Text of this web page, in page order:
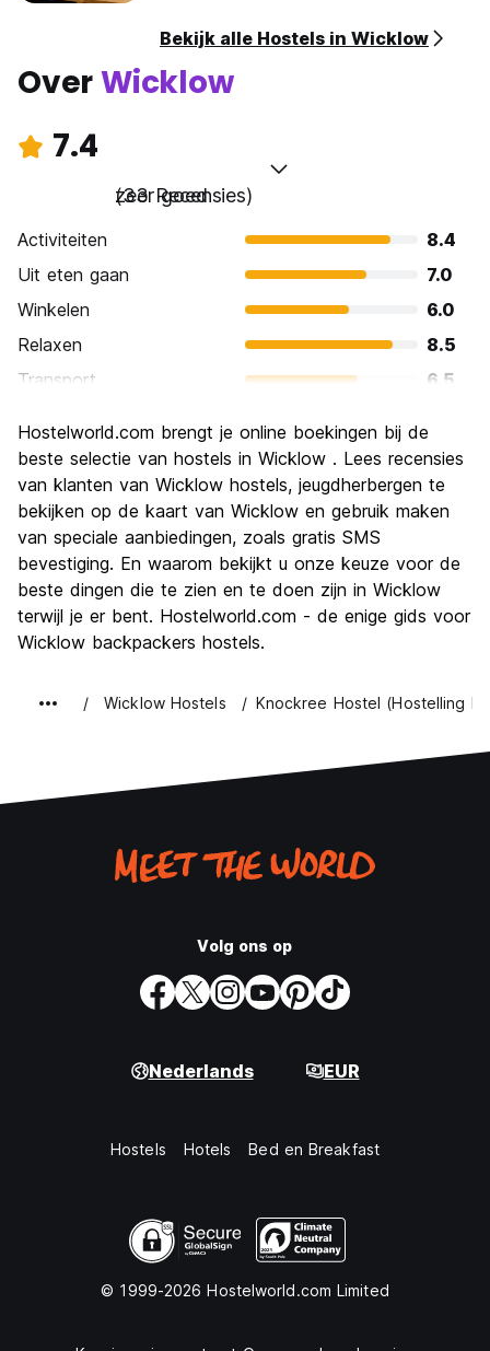
Bekijk alle Hostels in Wicklow
OverWicklow
7.4
zeer goed
(33 Recensies)
Activiteiten
8.4
Uit eten gaan
7.0
Winkelen
6.0
Relaxen
8.5
Transport
6.5
Cultuur
7.6
Uitgaan
6.4
Waarde voor uw geld
8.0
Hostelworld.com brengt je online boekingen bij de
beste selectie van hostels in Wicklow . Lees recensies
van klanten van Wicklow hostels, jeugdherbergen te
bekijken op de kaart van Wicklow en gebruik maken
van speciale aanbiedingen, zoals gratis SMS
bevestiging. En waarom bekijkt u onze keuze voor de
beste dingen die te zien en te doen zijn in Wicklow
terwijl je er bent. Hostelworld.com - de enige gids voor
Wicklow backpackers hostels.
Wicklow Hostels Knockree Hostel (Hostelling
Volg ons op
Nederlands EUR
Hostels Hotels Bed en Breakfast
© 1999-2026 Hostelworld.com Limited